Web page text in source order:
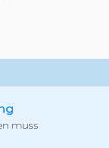
muss